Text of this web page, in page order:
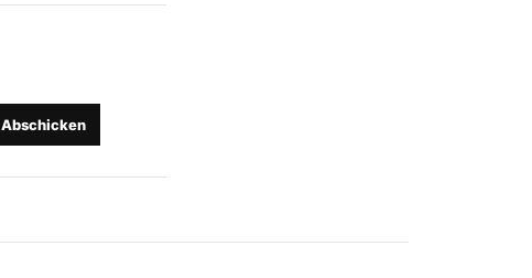
Abschicken